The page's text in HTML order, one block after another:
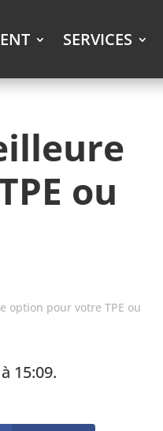
SERVICES
ou
option pour votre TPE ou
15:09.